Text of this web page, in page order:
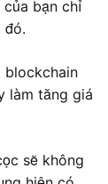
bạn chỉ
đó.
blockchain
làm tăng giá
sẽ không